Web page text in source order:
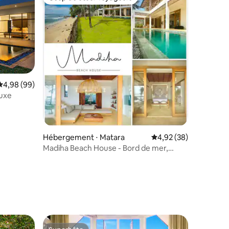
: 5 sur 5
moyenne sur la base de 99 commentaires : 4,98 sur 5
4,98 (99)
Coup de cœur voyageurs
Hébergement ⋅ Matara Évaluation moyenne
4,92 (38)
Madiha Beach House - Bord de mer,